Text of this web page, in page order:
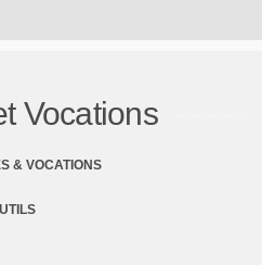
Vocations
& VOCATIONS